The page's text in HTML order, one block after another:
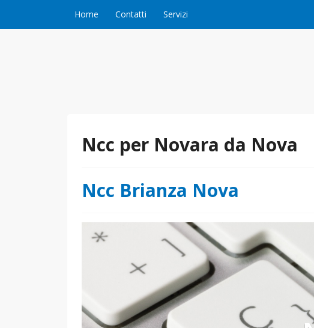
Home Contatti Servizi
Ncc per Novara da Nova
Ncc Brianza Nova